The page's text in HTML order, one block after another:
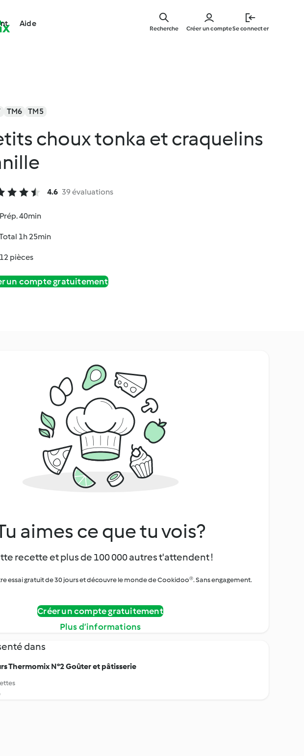
main
Aide
Créer un compteSe connecter
Recherche
TM6 TM5
choux tonka et craquelins
4.6 39 évaluations
Prép. 40min
1h 25min
12 pièces
un compte gratuitement
aimes ce que tu vois?
recette et plus de 100 000 autres t'attendent !
essai gratuit de 30 jours et découvre le monde de Cookidoo®. Sans engagement.
Créer un compte gratuitement
Plus d’informations
dans
Thermomix N°2 Goûter et pâtisserie